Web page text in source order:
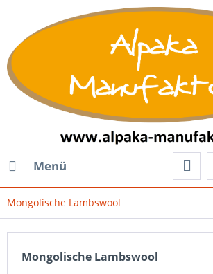
Menü
Mongolische Lambswool
Mongolische Lambswool